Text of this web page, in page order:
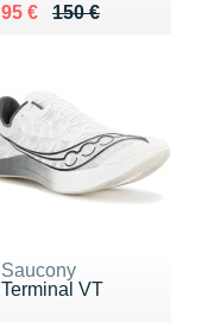
150 €
Au lieu de 150 €
95 €
Vendu 95 €
Saucony
Terminal VT